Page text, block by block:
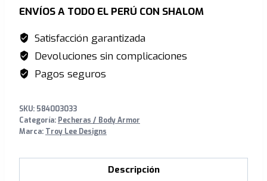
Designs
D30
CE
cantidad
ENVÍOS A TODO EL PERÚ CON SHALOM
Satisfacción garantizada
Devoluciones sin complicaciones
Pagos seguros
SKU: 584003033
Categoría: Pecheras / Body Armor
Marca: Troy Lee Designs
Descripción